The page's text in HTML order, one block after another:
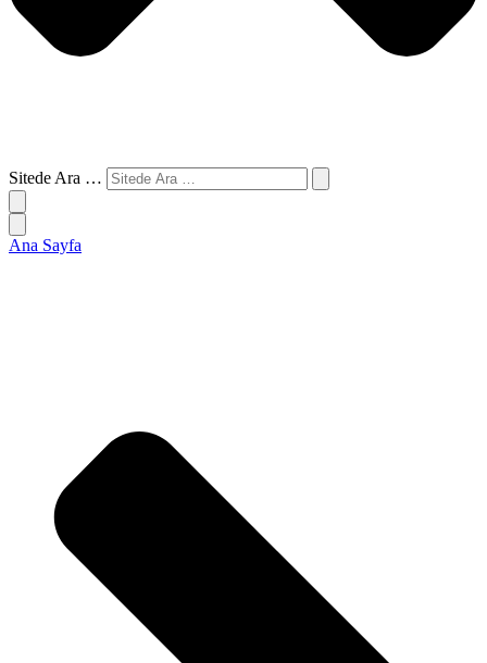
Sitede Ara …
Ana Sayfa